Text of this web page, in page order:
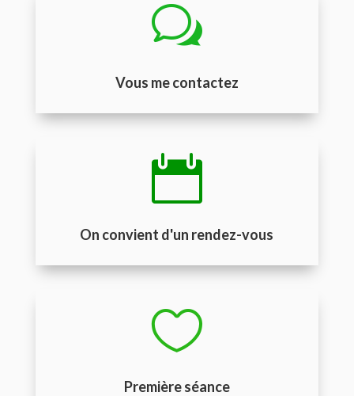
w
Vous me contactez

On convient d'un rendez-vous

Première séance